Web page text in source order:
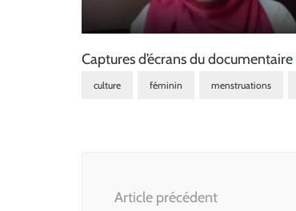
Captures d’écrans du documentaire
culture féminin menstruations
d'article
Article précédent